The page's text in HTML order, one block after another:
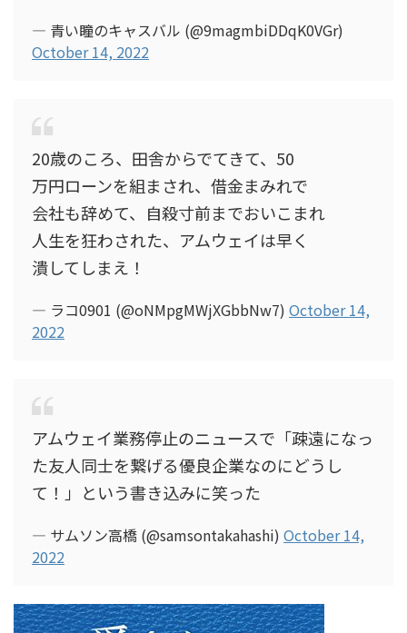
— 青い瞳のキャスバル (@9magmbiDDqK0VGr)
October 14, 2022
20歳のころ、田舎からでてきて、50
万円ローンを組まされ、借金まみれで
会社も辞めて、自殺寸前までおいこまれ
人生を狂わされた、アムウェイは早く
潰してしまえ！
— ラコ0901 (@oNMpgMWjXGbbNw7) October 14,
2022
アムウェイ業務停止のニュースで「疎遠になっ
た友人同士を繋げる優良企業なのにどうし
て！」という書き込みに笑った
— サムソン高橋 (@samsontakahashi) October 14,
2022